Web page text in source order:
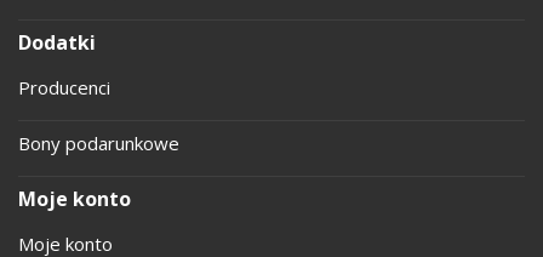
Dodatki
Producenci
Bony podarunkowe
Moje konto
Moje konto